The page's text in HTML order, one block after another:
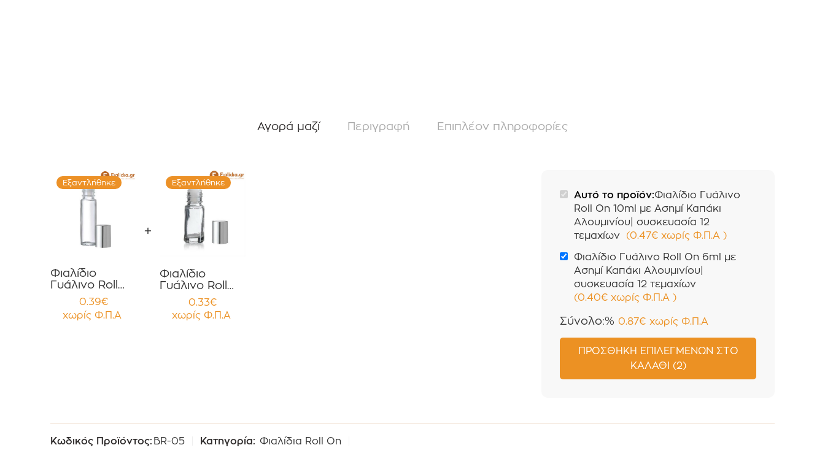
Αγορά μαζί Περιγραφή Επιπλέον πληροφορίες
Εξαντλήθηκε
Φιαλίδιο
Γυάλινο Roll
On 10ml με
Ασημί Καπάκι
Αλουμινίου
0.39€
χωρίς Φ.Π.Α
Εξαντλήθηκε
Φιαλίδιο
Γυάλινο Roll
On 6ml με
Ασημί Καπάκι
Αλουμινίου
0.33€
χωρίς Φ.Π.Α
Αυτό το προϊόν:Φιαλίδιο Γυάλινο
Roll On 10ml με Ασημί Καπάκι
Αλουμινίου| συσκευασία 12
τεμαχίων (0.47€ χωρίς Φ.Π.Α )
Φιαλίδιο Γυάλινο Roll On 6ml με
Ασημί Καπάκι Αλουμινίου|
συσκευασία 12 τεμαχίων
(0.40€ χωρίς Φ.Π.Α )
Σύνολο:% 0.87€ χωρίς Φ.Π.Α
ΠΡΟΣΘΉΚΗ ΕΠΙΛΕΓΜΈΝΩΝ ΣΤΟ
ΚΑΛΆΘΙ (2)
Κωδικός Προϊόντος: BR-05 Κατηγορία: Φιαλίδια Roll On